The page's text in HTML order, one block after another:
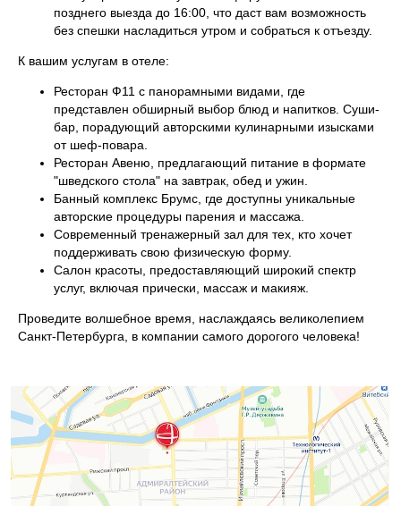
позднего выезда до 16:00, что даст вам возможность
без спешки насладиться утром и собраться к отъезду.
К вашим услугам в отеле:
Ресторан Ф11 с панорамными видами, где
представлен обширный выбор блюд и напитков. Суши-
бар, порадующий авторскими кулинарными изысками
от шеф-повара.
Ресторан Авеню, предлагающий питание в формате
"шведского стола" на завтрак, обед и ужин.
Банный комплекс Брумс, где доступны уникальные
авторские процедуры парения и массажа.
Современный тренажерный зал для тех, кто хочет
поддерживать свою физическую форму.
Салон красоты, предоставляющий широкий спектр
услуг, включая прически, массаж и макияж.
Проведите волшебное время, наслаждаясь великолепием
Санкт-Петербурга, в компании самого дорогого человека!
Находимся в исторической части города: около
известных достопримечательностей и при этом
в 20 минутах от аэропорта и конгресс-центра
«Экспофорум»
Уникальная особенность локации отеля —
вместительная парковка прямо в центре Санкт-
Петербурга, которая принадлежит отелю.